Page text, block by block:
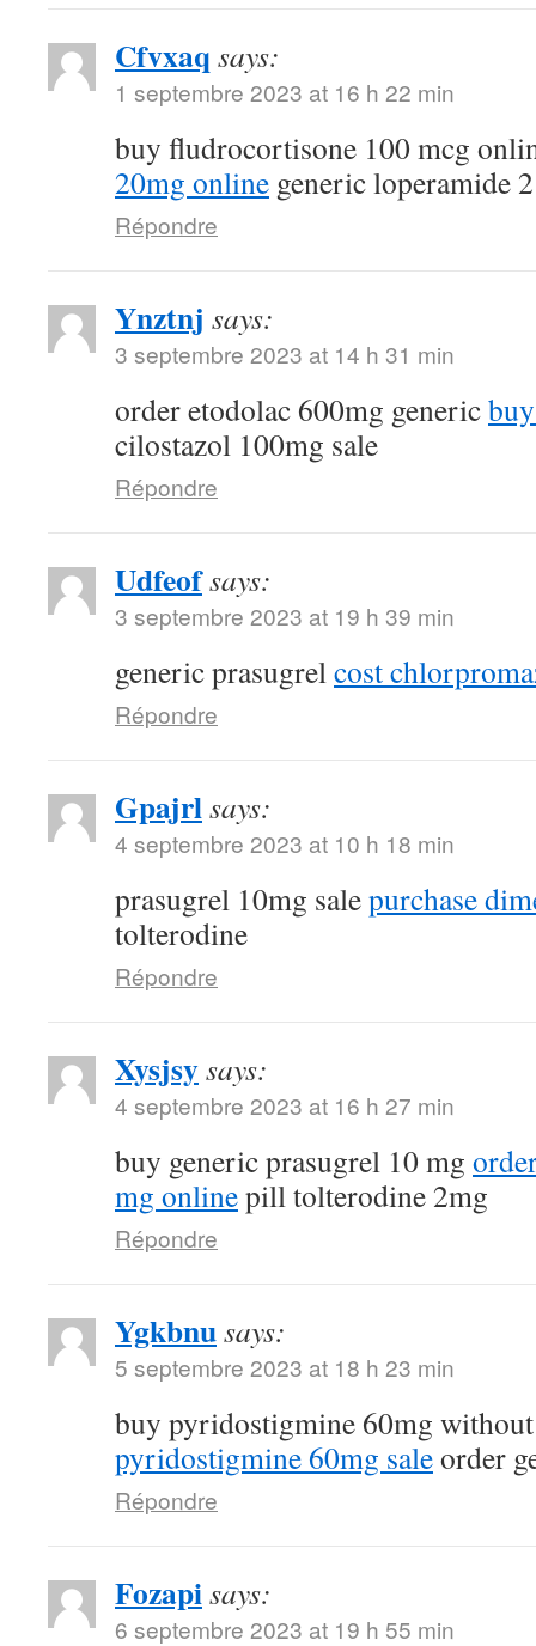
Cfvxaq says:
1 septembre 2023 at 16 h 22 min
buy fludrocortisone 100 mcg
20mg online generic loperamide
Répondre
Ynztnj says:
3 septembre 2023 at 14 h 31 min
order etodolac 600mg generic
cilostazol 100mg sale
Répondre
Udfeofsays:
3 septembre 2023 at 19 h 39 min
generic prasugrelcost
Répondre
Gpajrlsays:
4 septembre 2023 at 10 h 18 min
prasugrel 10mg salepurchase
tolterodine
Répondre
Xysjsysays:
4 septembre 2023 at 16 h 27 min
buy generic prasugrel 10 mg
mg onlinepill tolterodine 2mg
Répondre
Ygkbnusays:
5 septembre 2023 at 18 h 23 min
buy pyridostigmine 60mg
pyridostigmine 60mg saleorder
Répondre
Fozapisays:
6 septembre 2023 at 19 h 55 min